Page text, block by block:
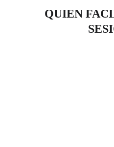
QUIEN